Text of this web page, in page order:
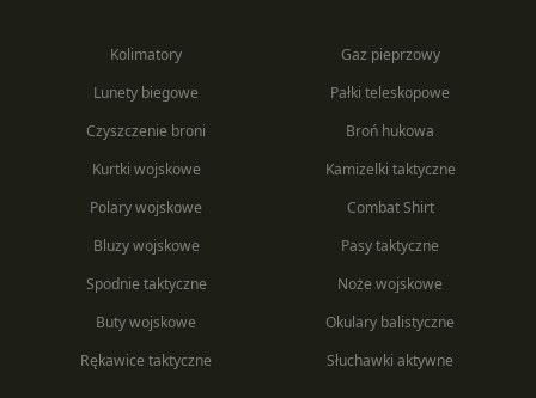
Kolimatory
Lunety biegowe
Czyszczenie broni
Gaz pieprzowy
Pałki teleskopowe
Broń hukowa
Kurtki wojskowe
Polary wojskowe
Bluzy wojskowe
Kamizelki taktyczne
Combat Shirt
Pasy taktyczne
Spodnie taktyczne
Buty wojskowe
Rękawice taktyczne
Noże wojskowe
Okulary balistyczne
Słuchawki aktywne